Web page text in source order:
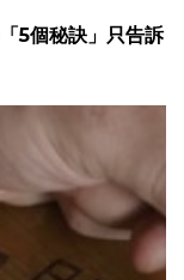
5個秘訣」只告訴